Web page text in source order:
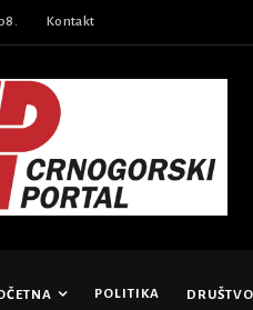
Kontakt
POLITIKA DRUŠTVO